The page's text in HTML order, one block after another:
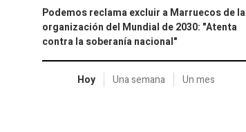
Podemos reclama excluir a Marruecos de la
organización del Mundial de 2030: "Atenta
contra la soberanía nacional"
Hoy Una semana Un mes